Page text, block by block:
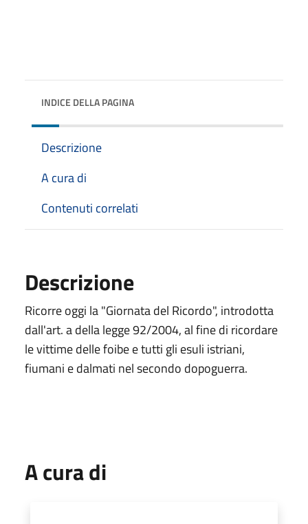
INDICE DELLA PAGINA
Descrizione
A cura di
Contenuti correlati
Descrizione
Ricorre oggi la "Giornata del Ricordo", introdotta
dall'art. a della legge 92/2004, al fine di ricordare
le vittime delle foibe e tutti gli esuli istriani,
fiumani e dalmati nel secondo dopoguerra.
A cura di